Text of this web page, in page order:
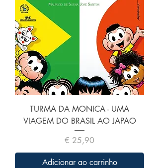
TURMA DA MONICA - UMA
VIAGEM DO BRASIL AO JAPAO
Preço
€ 25,90
Adicionar ao carrinho